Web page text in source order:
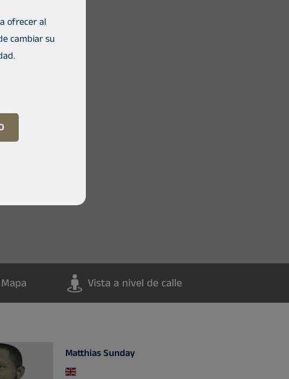
Mapa Vista a nivel de calle
Matthias Sunday
ofrecer al
cambiar su